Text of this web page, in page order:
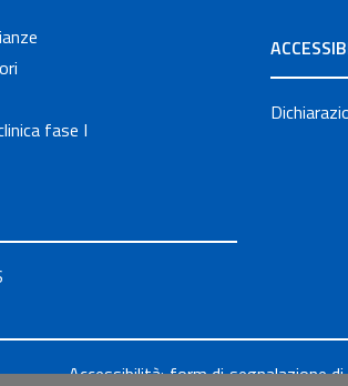
fase I
Accessibilità: form di segnalazione